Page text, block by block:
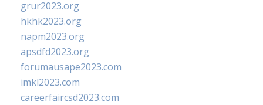
grur2023.org
hkhk2023.org
napm2023.org
apsdfd2023.org
forumausape2023.com
imkl2023.com
careerfaircsd2023.com